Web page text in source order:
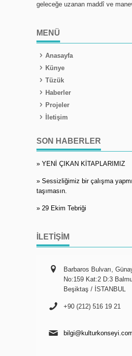
geleceğe uzanan maddî ve
MENÜ
Anasayfa
Künye
Tüzük
Haberler
Projeler
İletişim
SON HABERLER
» YENİ ÇIKAN KİTAPLARIMIZ
» Sessizliğimiz bir çalışma
taşımasın.
» 29 Ekim Tebriği
İLETIŞIM
Barbaros Bulvarı,
No:159 Kat:2 D:3
Beşiktaş / İSTANBUL
+90 (212) 516 19 21